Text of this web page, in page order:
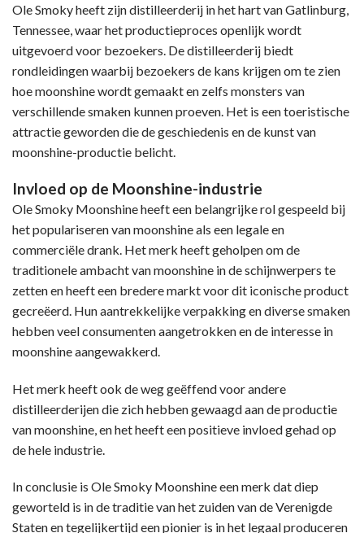
Ole Smoky heeft zijn distilleerderij in het hart van Gatlinburg,
Tennessee, waar het productieproces openlijk wordt
uitgevoerd voor bezoekers. De distilleerderij biedt
rondleidingen waarbij bezoekers de kans krijgen om te zien
hoe moonshine wordt gemaakt en zelfs monsters van
verschillende smaken kunnen proeven. Het is een toeristische
attractie geworden die de geschiedenis en de kunst van
moonshine-productie belicht.
Invloed op de Moonshine-industrie
Ole Smoky Moonshine heeft een belangrijke rol gespeeld bij
het populariseren van moonshine als een legale en
commerciële drank. Het merk heeft geholpen om de
traditionele ambacht van moonshine in de schijnwerpers te
zetten en heeft een bredere markt voor dit iconische product
gecreëerd. Hun aantrekkelijke verpakking en diverse smaken
hebben veel consumenten aangetrokken en de interesse in
moonshine aangewakkerd.
Het merk heeft ook de weg geëffend voor andere
distilleerderijen die zich hebben gewaagd aan de productie
van moonshine, en het heeft een positieve invloed gehad op
de hele industrie.
In conclusie is Ole Smoky Moonshine een merk dat diep
geworteld is in de traditie van het zuiden van de Verenigde
Staten en tegelijkertijd een pionier is in het legaal produceren